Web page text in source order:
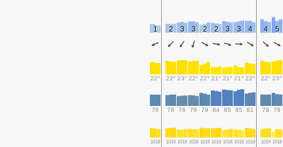
5
4
4
3
3
2
2
3
3
2
1
23°
22°
22°
21°
21°
21°
22°
22°
23°
22°
22°
78
78
81
85
85
84
79
76
76
78
78
1018
1019
1019
1018
1018
1019
1019
1018
1018
1019
1018